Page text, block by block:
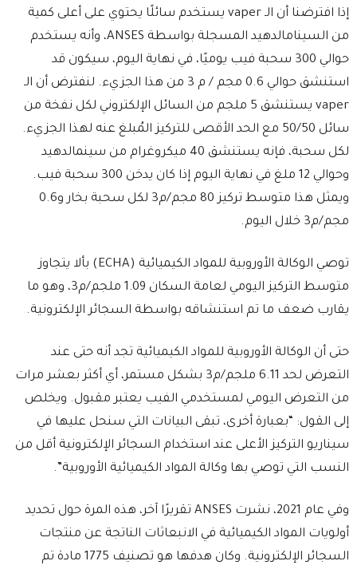
إذا افترضنا أن الـ vaper يستخدم سائلًا يحتوي على أعلى كمية
من السينامالدهيد المسجلة بواسطة ANSES، وأنه يستخدم
حوالي 300 سحبة فيب يوميًا، في نهاية اليوم، سيكون قد
استنشق حوالي 0.6 مجم / م 3 من هذا الجزيء. لنفترض أن الـ
vaper يستنشق 5 ملجم من السائل الإلكتروني لكل نفخة من
سائل 50/50 مع الحد الأقصى للتركيز المُبلغ عنه لهذا الجزيء.
لكل سحبة، فإنه يستنشق 40 ميكروغرام من سينمالدهيد
وحوالي 12 ملغ في نهاية اليوم إذا كان يدخن 300 سحبة فيب.
ويمثل هذا متوسط ​​تركيز 80 مجم/م3 لكل سحبة بخار و0.6
مجم/م3 خلال اليوم.
توصي الوكالة الأوروبية للمواد الكيميائية (ECHA) بألا يتجاوز
متوسط ​​التركيز اليومي لعامة السكان 1.09 ملجم/م3، وهو ما
يقارب ضعف ما تم استنشاقه بواسطة السجائر الإلكترونية.
حتى أن الوكالة الأوروبية للمواد الكيميائية تجد أنه حتى عند
التعرض لحد 6.11 ملجم/م3 بشكل مستمر، أي أكثر بعشر مرات
من التعرض اليومي لمستخدمي الفيب يعتبر مقبول. ويخلص
إلى القول: “بعبارة أخرى، تبقى البيانات التي سنحل عليها في
سيناريو التركيز الأعلى عند استخدام السجائر الإلكترونية أقل من
النسب التي توصي بها وكالة المواد الكيميائية الأوروبية”.
وفي عام 2021، نشرت ANSES تقريرًا آخر، هذه المرة حول تحديد
أولويات المواد الكيميائية في الانبعاثات الناتجة عن منتجات
السجائر الإلكترونية. وكان هدفها هو تصنيف 1775 مادة تم